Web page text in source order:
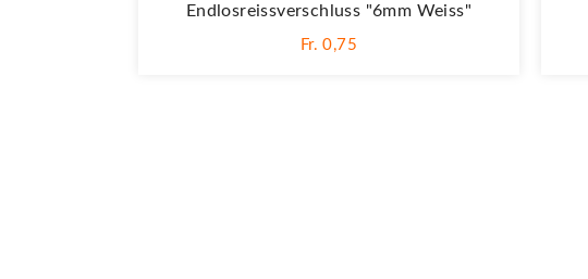
Endlosreissverschluss "6mm Weiss"
Fr. 0,75